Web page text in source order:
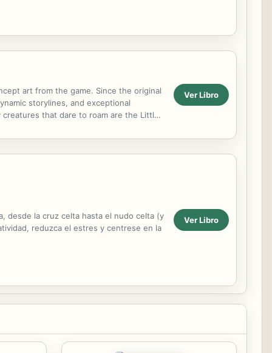
art from the game. Since the original
storylines, and exceptional
that dare to roam are the Little
Ver Libro
desde la cruz celta hasta el nudo celta (y
reduzca el estres y centrese en la
Ver Libro